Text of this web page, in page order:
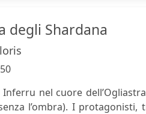
degli Shardana
nel cuore
l’ombra). I